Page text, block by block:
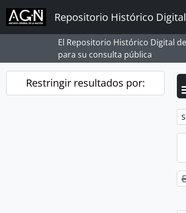
Skip to main content
Repositorio Histórico
El Repositorio Histórico Digital
para su consulta pública
Restringir resultados por: